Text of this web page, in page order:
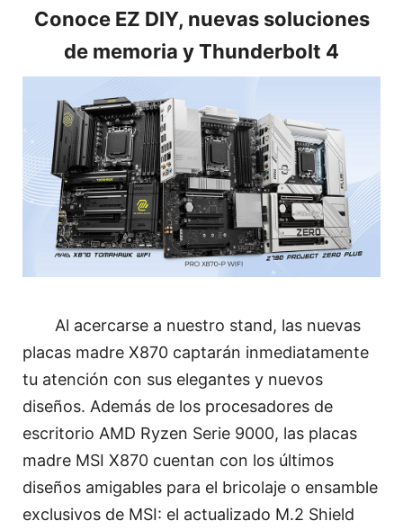
Conoce EZ DIY, nuevas soluciones
de memoria y Thunderbolt 4
Al acercarse a nuestro stand, las nuevas
placas madre X870 captarán inmediatamente
tu atención con sus elegantes y nuevos
diseños. Además de los procesadores de
escritorio AMD Ryzen Serie 9000, las placas
madre MSI X870 cuentan con los últimos
diseños amigables para el bricolaje o ensamble
exclusivos de MSI: el actualizado M.2 Shield